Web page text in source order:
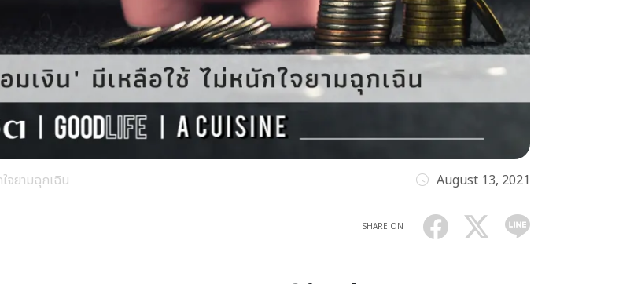
จยามฉุกเฉิน August 13, 2021
SHARE ON